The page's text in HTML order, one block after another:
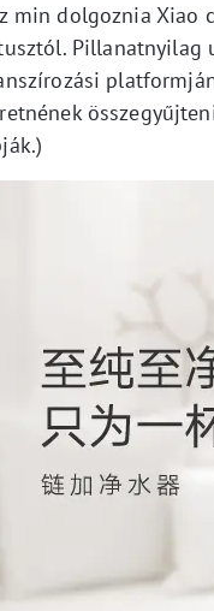
min dolgoznia Xiao
Pillanatnyilag